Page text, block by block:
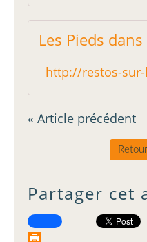
« Article précédent
Partager cet